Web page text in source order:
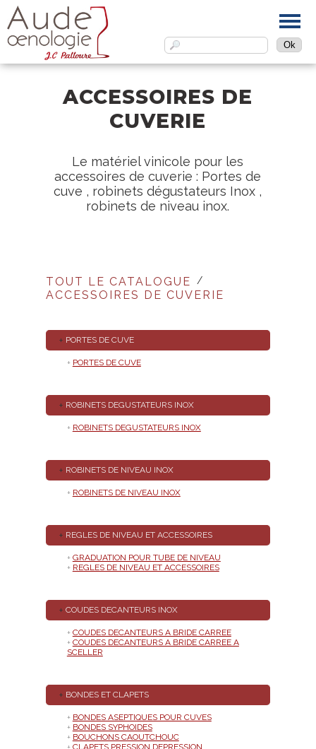
ACCESSOIRES DE
CUVERIE
Le matériel vinicole pour les
accessoires de cuverie : Portes de
cuve , robinets dégustateurs Inox ,
robinets de niveau inox.
TOUT LE CATALOGUE /
ACCESSOIRES DE CUVERIE
+ PORTES DE CUVE
+ PORTES DE CUVE
+ ROBINETS DEGUSTATEURS INOX
+ ROBINETS DEGUSTATEURS INOX
+ ROBINETS DE NIVEAU INOX
+ ROBINETS DE NIVEAU INOX
+ REGLES DE NIVEAU ET ACCESSOIRES
+ GRADUATION POUR TUBE DE NIVEAU
+ REGLES DE NIVEAU ET ACCESSOIRES
+ COUDES DECANTEURS INOX
+ COUDES DECANTEURS A BRIDE CARREE
+ COUDES DECANTEURS A BRIDE CARREE A
SCELLER
+ BONDES ET CLAPETS
+ BONDES ASEPTIQUES POUR CUVES
+ BONDES SYPHOIDES
+ BOUCHONS CAOUTCHOUC
+ CLAPETS PRESSION DEPRESSION